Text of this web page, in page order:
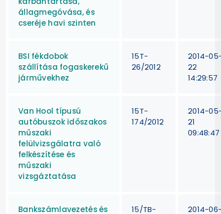
állagmegóvása, és
cseréje havi szinten
BSI fékdobok
szállítása fogaskerekű
járművekhez
15T-
26/2012
2014-
22
14:29:57
Van Hool típusú
autóbuszok időszakos
műszaki
felülvizsgálatra való
felkészítése és
műszaki
vizsgáztatása
15T-
174/2012
2014-
21
09:48:47
Bankszámlavezetés és 15/TB- 2014-